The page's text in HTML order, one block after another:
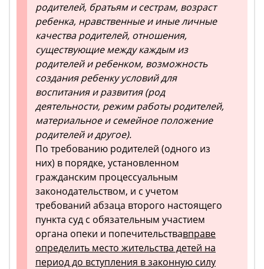
родителей, братьям и сестрам, возраст
ребенка, нравственные и иные личные
качества родителей, отношения,
существующие между каждым из
родителей и ребенком, возможность
создания ребенку условий для
воспитания и развития (род
деятельности, режим работы родителей,
материальное и семейное положение
родителей и другое).
По требованию родителей (одного из
них) в порядке, установленном
гражданским процессуальным
законодательством, и с учетом
требований абзаца второго настоящего
пункта суд с обязательным участием
органа опеки и попечительствавправе
определить место жительства детей на
период до вступления в законную силу